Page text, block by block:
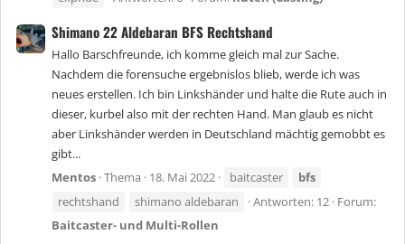
Shimano 22 Aldebaran BFS Rechtshand
Hallo Barschfreunde, ich komme gleich mal zur Sache.
Nachdem die forensuche ergebnislos blieb, werde ich was
neues erstellen. Ich bin Linkshänder und halte die Rute auch in
dieser, kurbel also mit der rechten Hand. Man glaub es nicht
aber Linkshänder werden in Deutschland mächtig gemobbt es
gibt...
Mentos Thema 18. Mai 2022 baitcaster
bfs
rechtshand
shimano aldebaran Antworten: 12 Forum:
Baitcaster- und Multi-Rollen